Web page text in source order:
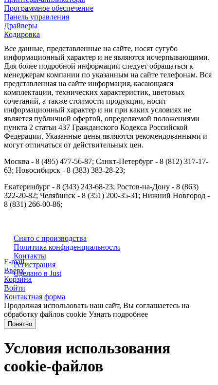
Программное обеспечение
Панель управления
Драйверы
Кодировка
Все данные, представленные на сайте, носят сугубо
информационный характер и не являются исчерпывающими.
Для более подробной информации следует обращаться к
менеджерам компании по указанным на сайте телефонам. Вся
представленная на сайте информация, касающаяся
комплектации, технических характеристик, цветовых
сочетаний, а также стоимости продукции, носит
информационный характер и ни при каких условиях не
является публичной офертой, определяемой положениями
пункта 2 статьи 437 Гражданского Кодекса Российской
Федерации. Указанные цены являются рекомендованными и
могут отличаться от действительных цен.
Москва - 8 (495) 477-56-87; Санкт-Петербург - 8 (812) 317-17-
63; Новосибирск - 8 (383) 383-28-23;
Екатеринбург - 8 (343) 243-68-23; Ростов-на-Дону - 8 (863)
322-20-82; Челябинск - 8 (351) 200-35-31; Нижний Новгород -
8 (831) 266-00-86;
Снято с производства
Политика конфиденциальности
Контакты
Регистрация
Сделано в Just
E-mail
Вверх
Корзина
Войти
Контактная форма
Продолжая использовать наш сайт, Вы соглашаетесь на
обработку файлов cookie Узнать подробнее
Понятно
Условия использования
cookie-файлов